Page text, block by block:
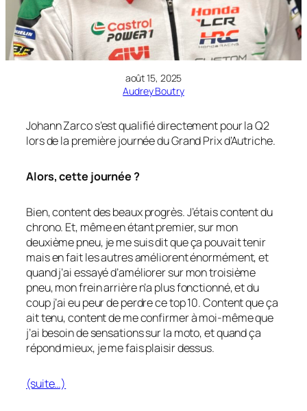
août 15, 2025
Audrey Boutry
Johann Zarco s’est qualifié directement pour la Q2
lors de la première journée du Grand Prix d’Autriche.
Alors, cette journée ?
Bien, content des beaux progrès. J’étais content du
chrono. Et, même en étant premier, sur mon
deuxième pneu, je me suis dit que ça pouvait tenir
mais en fait les autres améliorent énormément, et
quand j’ai essayé d’améliorer sur mon troisième
pneu, mon frein arrière n’a plus fonctionné, et du
coup j’ai eu peur de perdre ce top 10. Content que ça
ait tenu, content de me confirmer à moi-même que
j’ai besoin de sensations sur la moto, et quand ça
répond mieux, je me fais plaisir dessus.
(suite…)